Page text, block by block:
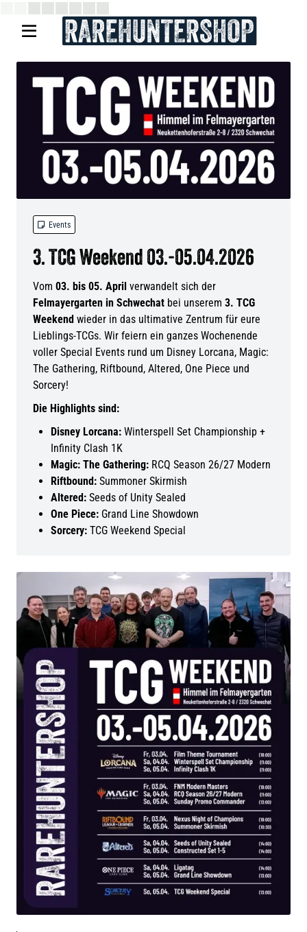

 Events
3. TCG Weekend 03.-05.04.2026
Vom 03. bis 05. April verwandelt sich der
Felmayergarten in Schwechat bei unserem 3. TCG
Weekend wieder in das ultimative Zentrum für eure
Lieblings-TCGs. Wir feiern ein ganzes Wochenende
voller Special Events rund um Disney Lorcana, Magic:
The Gathering, Riftbound, Altered, One Piece und
Sorcery!
Die Highlights sind:
Disney Lorcana: Winterspell Set Championship +
Infinity Clash 1K
Magic: The Gathering: RCQ Season 26/27 Modern
Riftbound: Summoner Skirmish
Altered: Seeds of Unity Sealed
One Piece: Grand Line Showdown
Sorcery: TCG Weekend Special